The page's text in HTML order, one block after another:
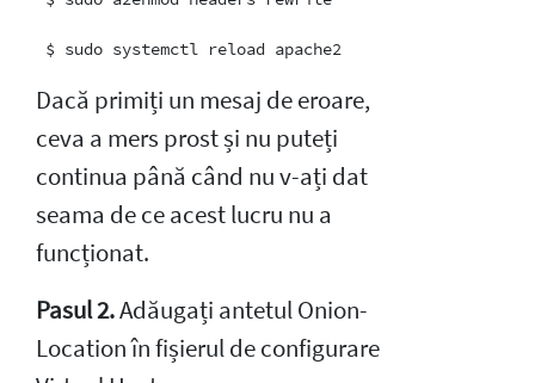
Dacă primiți un mesaj de eroare,
ceva a mers prost și nu puteți
continua până când nu v-ați dat
seama de ce acest lucru nu a
funcționat.
Pasul 2.Adăugați antetul Onion-
Location în fișierul de configurare